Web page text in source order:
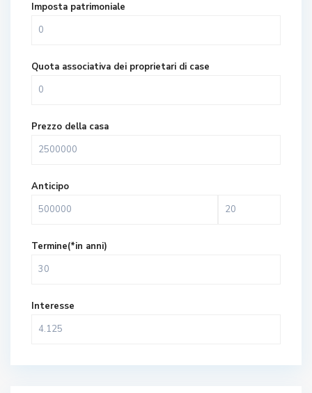
Imposta patrimoniale
Quota associativa dei proprietari di case
Prezzo della casa
Anticipo
Termine(*in anni)
Interesse